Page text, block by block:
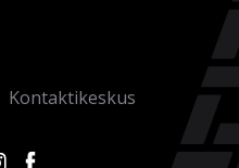
Kontaktikeskus